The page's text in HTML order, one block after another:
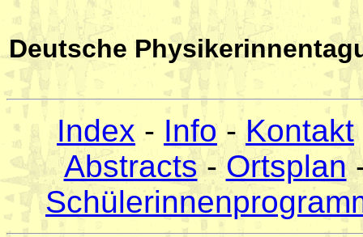
Deutsche
Index - Info - Kontakt
Abstracts - Ortsplan